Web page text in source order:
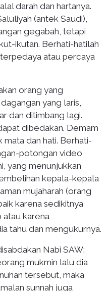
darah dan hartanya.
(antek Saudi),
gegabah, tetapi
ikutan. Berhati-hatilah
atau percaya
orang yang
yang laris,
dan ditimbang lagi.
dibedakan. Demam
dan hati. Berhati-
potongan video
yang menunjukkan
kepala-kepala
mujaharah (orang
karena sedikitnya
atau karena
tahu dan mengukurnya.
Nabi SAW:
mukmin lalu dia
tersebut, maka
sunnah juga